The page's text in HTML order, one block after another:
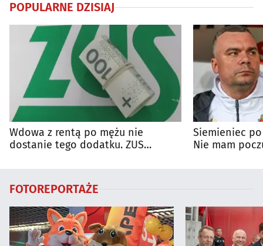
POPULARNE DZISIAJ
Wdowa z rentą po mężu nie
dostanie tego dodatku. ZUS
Siemieniec
Nie mam
FOTOREPORTAŻE